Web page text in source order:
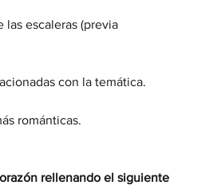
las escaleras (previa
con la temática.
románticas.
rellenando el siguiente